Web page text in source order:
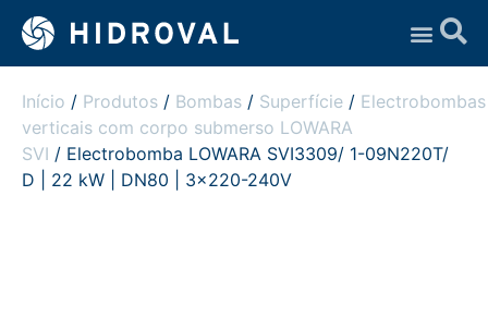
Início / Produtos / Bombas / Superfície / Electrobombas
verticais com corpo submerso LOWARA
SVI / Electrobomba LOWARA SVI3309/ 1-09N220T/
D | 22 kW | DN80 | 3×220-240V